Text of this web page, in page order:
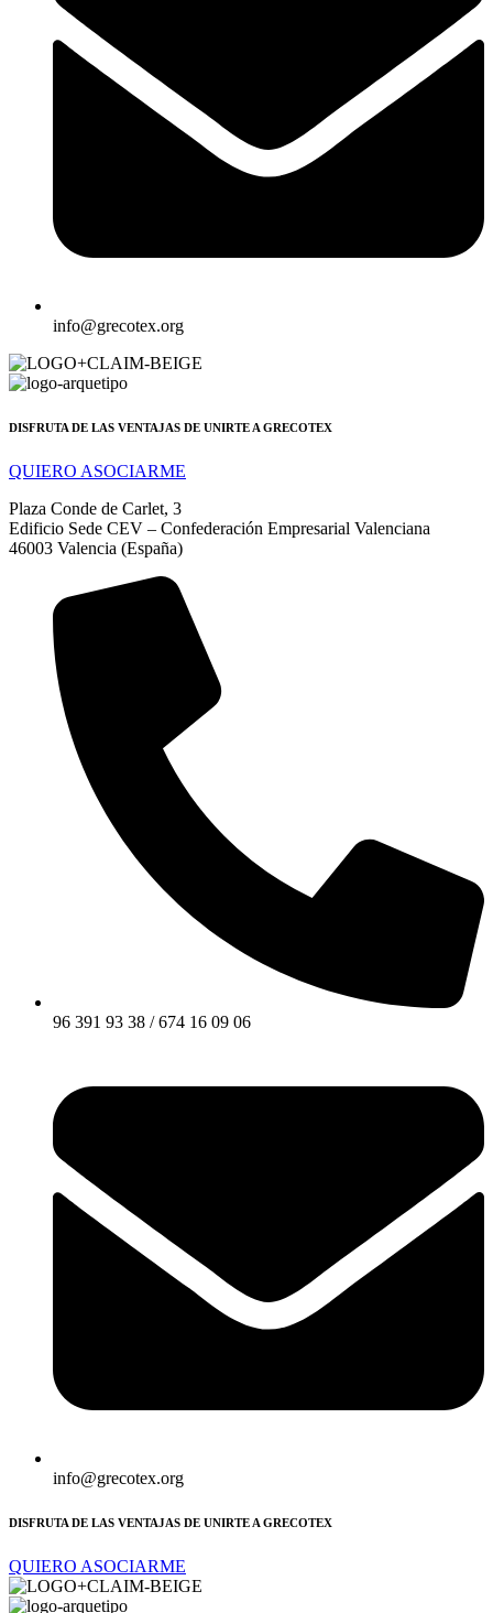
info@grecotex.org
DISFRUTA DE LAS VENTAJAS DE UNIRTE A GRECOTEX
QUIERO ASOCIARME
Plaza Conde de Carlet, 3
Edificio Sede CEV – Confederación Empresarial Valenciana
46003 Valencia (España)
96 391 93 38 / 674 16 09 06
info@grecotex.org
DISFRUTA DE LAS VENTAJAS DE UNIRTE A GRECOTEX
QUIERO ASOCIARME